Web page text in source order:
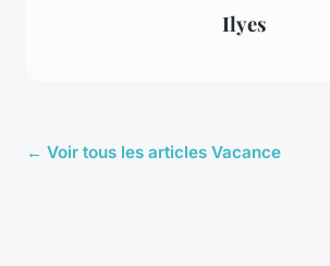
Ilyes
← Voir tous les articles Vacance